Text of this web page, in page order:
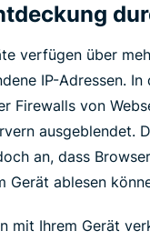
verfügen über
IP-Adressen. In
Firewalls von
ausgeblendet.
an, dass
Gerät ablesen
mit Ihrem Gerät